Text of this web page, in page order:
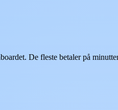
De fleste betaler på